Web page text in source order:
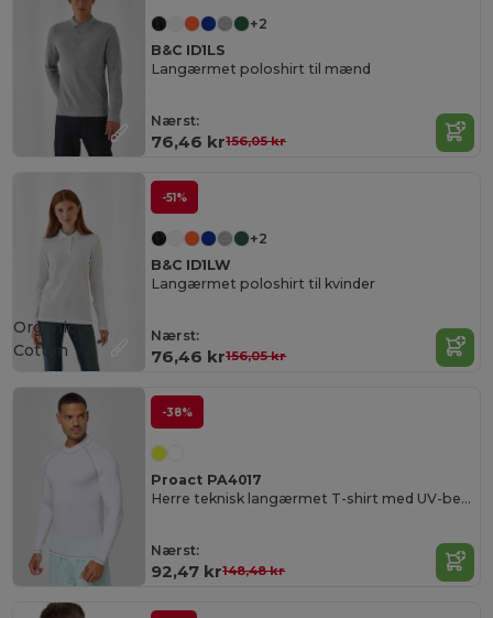
+2
B&C ID1LS
Langærmet poloshirt til mænd
Nærst:
76,46 kr156,05 kr
-51%
+2
B&C ID1LW
Langærmet poloshirt til kvinder
Nærst:
76,46 kr156,05 kr
Organic
Cotton
-38%
Proact PA4017
Herre teknisk langærmet T-shirt med UV-beskyttelse
Nærst:
92,47 kr148,48 kr